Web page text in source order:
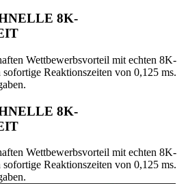
8K-
Wettbewerbsvorteil mit echten 8K-
Reaktionszeiten von 0,125 ms.
8K-
Wettbewerbsvorteil mit echten 8K-
Reaktionszeiten von 0,125 ms.